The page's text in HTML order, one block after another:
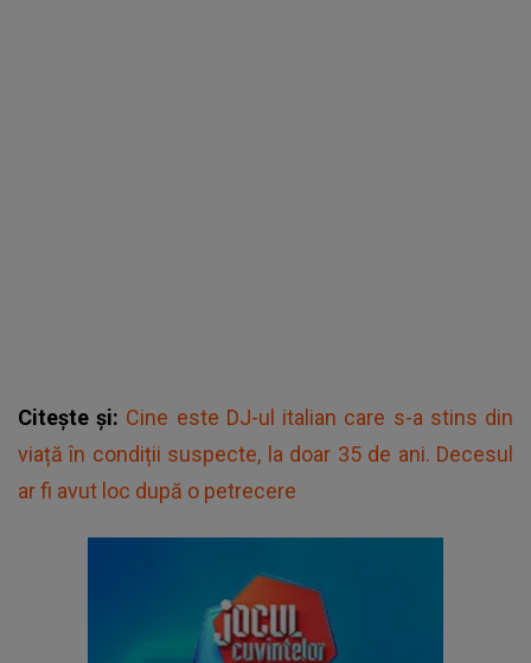
Citește și: Cine este DJ-ul italian care s-a stins din
viață în condiții suspecte, la doar 35 de ani. Decesul
ar fi avut loc după o petrecere